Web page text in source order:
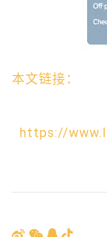
本文链接：
https://